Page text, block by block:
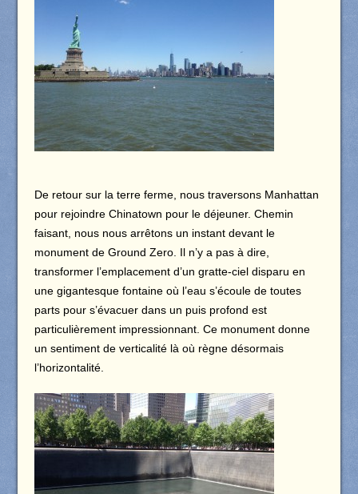
De retour sur la terre ferme, nous traversons Manhattan
pour rejoindre Chinatown pour le déjeuner. Chemin
faisant, nous nous arrêtons un instant devant le
monument de Ground Zero. Il n’y a pas à dire,
transformer l’emplacement d’un gratte-ciel disparu en
une gigantesque fontaine où l’eau s’écoule de toutes
parts pour s’évacuer dans un puis profond est
particulièrement impressionnant. Ce monument donne
un sentiment de verticalité là où règne désormais
l’horizontalité.